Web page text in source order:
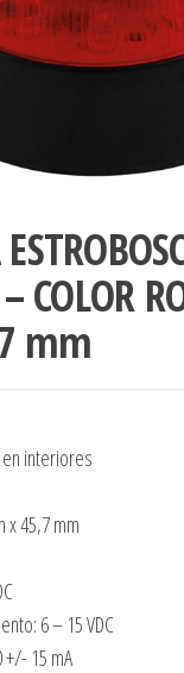
COLOR
mm
interiores
x 45,7 mm
6 – 15 VDC
15 mA